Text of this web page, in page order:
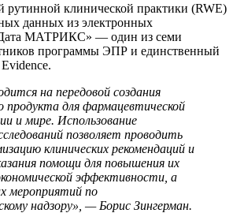
рутинной клинической практики (RWE)
данных из электронных
МАТРИКС» — один из семи
программы ЭПР и единственный
на передовой создания
продукта для фармацевтической
и мире. Использование
позволяет проводить
клинических рекомендаций и
помощи для повышения их
эффективности, а
мероприятий по
надзору», — Борис Зингерман.